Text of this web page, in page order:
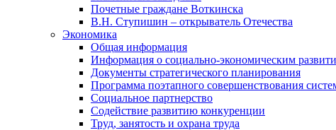
Почетные граждане Воткинска
В.Н. Ступишин – открыватель Отечества
Экономика
Общая информация
Информация о социально-экономическим
Документы стратегического планирования
Программа поэтапного совершенствования
Социальное партнерство
Содействие развитию конкуренции
Труд, занятость и охрана труда